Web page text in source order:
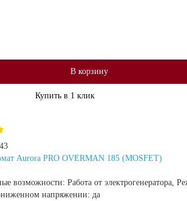
В корзину
Купить в 1 клик
Aurora PRO OVERMAN 185 (MOSFET)
возможности: Работа от электрогенератора,
напряжении: да